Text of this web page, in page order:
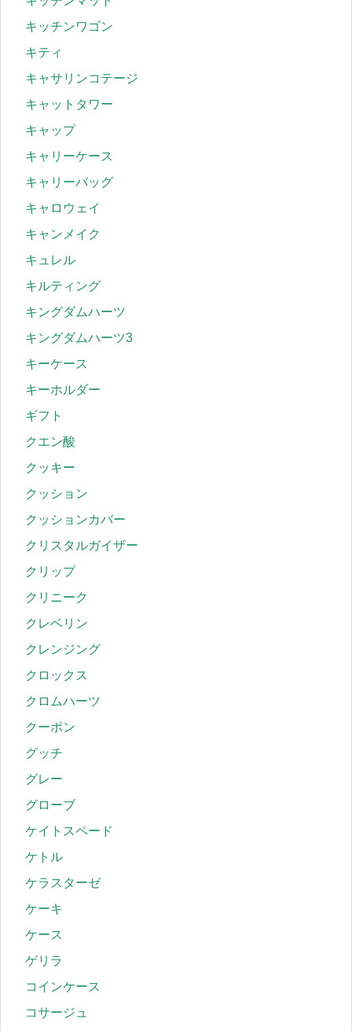
キッチンワゴン
キティ
キャサリンコテージ
キャットタワー
キャップ
キャリーケース
キャリーバッグ
キャロウェイ
キャンメイク
キュレル
キルティング
キングダムハーツ
キングダムハーツ3
キーケース
キーホルダー
ギフト
クエン酸
クッキー
クッション
クッションカバー
クリスタルガイザー
クリップ
クリニーク
クレベリン
クレンジング
クロックス
クロムハーツ
クーポン
グッチ
グレー
グローブ
ケイトスペード
ケトル
ケラスターゼ
ケーキ
ケース
ゲリラ
コインケース
コサージュ